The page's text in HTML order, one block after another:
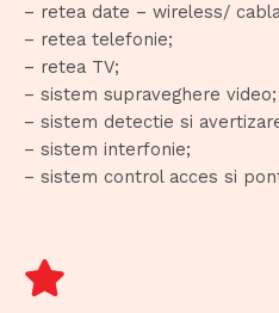
– retea date – wireless/
– retea telefonie;
– retea TV;
– sistem supraveghere video;
– sistem detectie si
– sistem interfonie;
– sistem control acces si